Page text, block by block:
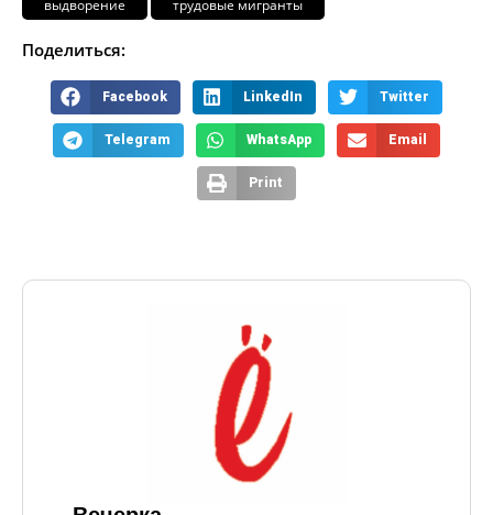
выдворение трудовые мигранты
Поделиться:
Facebook LinkedIn Twitter
Telegram WhatsApp Email
Print